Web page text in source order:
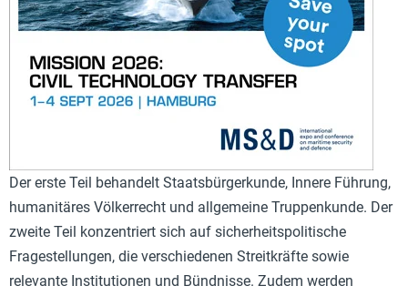
Der erste Teil behandelt Staatsbürgerkunde, Innere Führung,
humanitäres Völkerrecht und allgemeine Truppenkunde. Der
zweite Teil konzentriert sich auf sicherheitspolitische
Fragestellungen, die verschiedenen Streitkräfte sowie
relevante Institutionen und Bündnisse. Zudem werden